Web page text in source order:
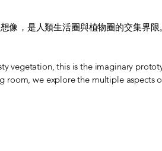
像，是人類生活圈與植物圈的交集界
vegetation, this is the imaginary
room, we explore the multiple aspects